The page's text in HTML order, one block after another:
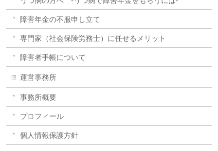
障害年金の不服申し立て
専門家（社会保険労務士）に任せるメリット
障害者手帳について
運営事務所
事務所概要
プロフィール
個人情報保護方針